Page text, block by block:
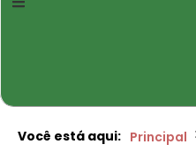
Você está aqui: Principal